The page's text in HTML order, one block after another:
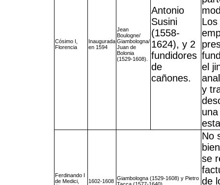
Cósimo I,
Florencia
Inaugurada
en 1594
Jean
Boulogne/
Giambologna/
Juan de
Bolonia
(1529-1608).
Antonio
Susini
(1558-
1624), y 2
fundidores
de
cañones.
el
y
Ferdinando I
de Medici,
1602-1608 Giambologna (1529-1608) y Pietro
No
se
de